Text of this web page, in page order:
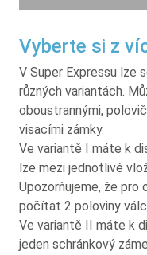
Vyberte si z
V Super Expressu lze
různých variantách.
oboustrannými,
visacími zámky.
Ve variantě I máte k
lze mezi jednotlivé
Upozorňujeme, že pro
počítat 2 poloviny
Ve variantě II máte k
jeden schránkový